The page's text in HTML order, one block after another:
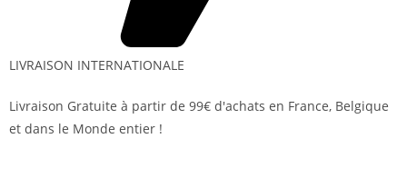
LIVRAISON INTERNATIONALE
Livraison Gratuite à partir de 99€ d'achats en France, Belgique
et dans le Monde entier !